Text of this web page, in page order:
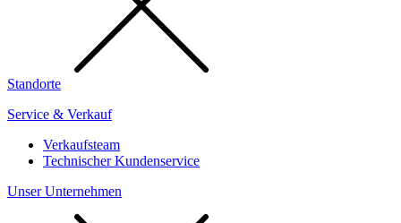
Standorte
Service & Verkauf
Verkaufsteam
Technischer Kundenservice
Unser Unternehmen